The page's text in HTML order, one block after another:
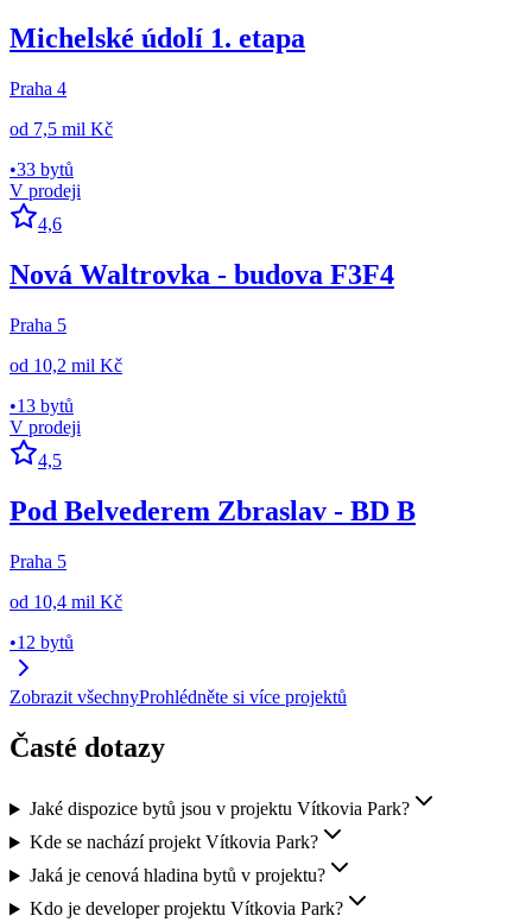
Michelské údolí 1. etapa
Praha 4
od 7,5 mil Kč
•33 bytů
V prodeji
4,6
Nová Waltrovka - budova F3F4
Praha 5
od 10,2 mil Kč
•13 bytů
V prodeji
4,5
Pod Belvederem Zbraslav - BD B
Praha 5
od 10,4 mil Kč
•12 bytů
Zobrazit všechnyProhlédněte si více projektů
Časté dotazy
Jaké dispozice bytů jsou v projektu Vítkovia Park?
Kde se nachází projekt Vítkovia Park?
Jaká je cenová hladina bytů v projektu?
Kdo je developer projektu Vítkovia Park?